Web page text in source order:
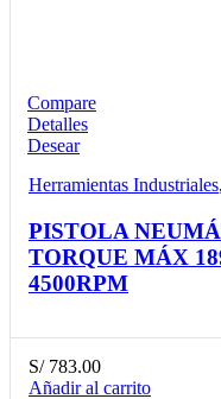
Compare
Detalles
Desear
Herramientas Industriales,
PISTOLA
TORQUE MÁX
4500RPM
S/783.00
Añadir al carrito